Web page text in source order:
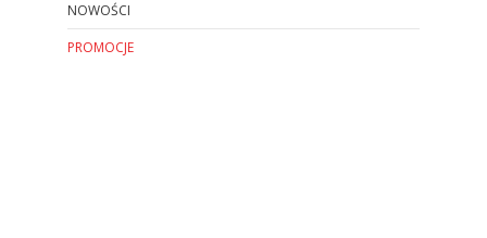
NOWOŚCI
PROMOCJE